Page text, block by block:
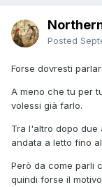
Posted
Forse dovresti
A meno che tu per
volessi già farlo.
Tra l'altro dopo due
andata a letto fino
Però da come parli
quindi forse il